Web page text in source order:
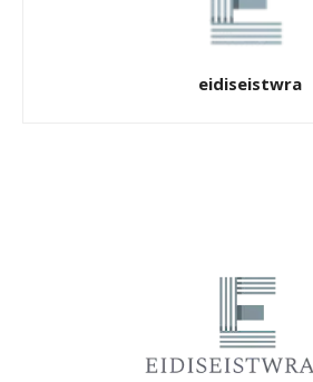
eidiseistwra